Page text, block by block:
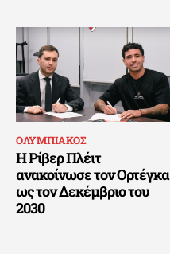
ΟΛΥΜΠΙΑΚΟΣ
Η Ρίβερ Πλέιτ
ανακοίνωσε τον Ορτέγκα
ως τον Δεκέμβριο του
2030